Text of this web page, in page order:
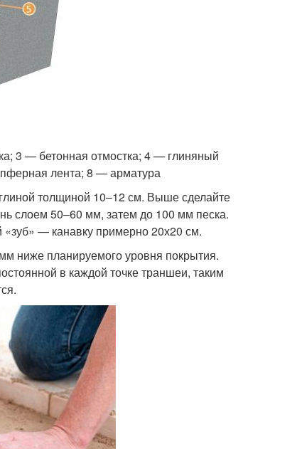
3 — бетонная отмостка; 4 — глиняный
лента; 8 — арматура
толщиной 10–12 см. Выше сделайте
слоем 50–60 мм, затем до 100 мм песка.
— канавку примерно 20х20 см.
ниже планируемого уровня покрытия.
в каждой точке траншеи, таким